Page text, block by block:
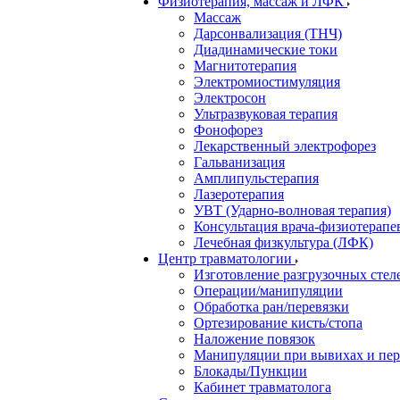
Массаж
Дарсонвализация (ТНЧ)
Диадинамические токи
Магнитотерапия
Электромиостимуляция
Электросон
Ультразвуковая терапия
Фонофорез
Лекарственный электрофорез
Гальванизация
Амплипульстерапия
Лазеротерапия
УВТ (Ударно-волновая терапия)
Консультация врача-
Лечебная физкультура (ЛФК)
Центр травматологии
Изготовление разгрузочных
Операции/манипуляции
Обработка ран/перевязки
Ортезирование кисть/стопа
Наложение повязок
Манипуляции при вывихах и
Блокады/Пункции
Кабинет травматолога